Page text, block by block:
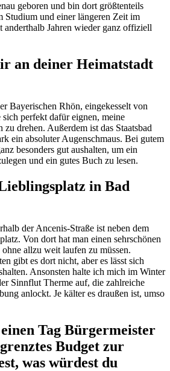
geboren und bin dort größtenteils
Studium und einer längeren Zeit im
anderthalb Jahren wieder ganz offiziell
an deiner Heimatstadt
Bayerischen Rhön, eingekesselt von
perfekt dafür eignen, meine
drehen. Außerdem ist das Staatsbad
ein absoluter Augenschmaus. Bei gutem
besonders gut aushalten, um ein
und ein gutes Buch zu lesen.
in Bad
der Ancenis-Straße ist neben dem
Von dort hat man einen sehrschönen
allzu weit laufen zu müssen.
gibt es dort nicht, aber es lässt sich
Ansonsten halte ich mich im Winter
Sinnflut Therme auf, die zahlreiche
anlockt. Je kälter es draußen ist, umso
Tag Bürgermeister
Budget zur
was würdest du